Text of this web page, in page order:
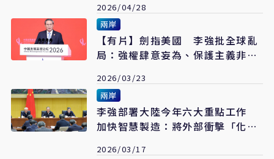
2026/04/28
兩岸
【有片】劍指美國 李強批全球亂
局：強權肆意妄為、保護主義非解
2026/03/23
兩岸
李強部署大陸今年六大重點工作
加快智慧製造：將外部衝擊「化危
2026/03/17